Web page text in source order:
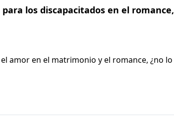
para los discapacitados en el
amor en el matrimonio y el romance, ¿no
que descubra cómo desempeñarse